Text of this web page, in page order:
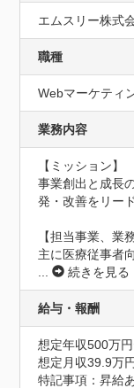
エムスリー株式
職種
Webマーケティ
業務内容
【ミッション】
事業創出と成長
発・改善をリー
【担当事業、業務
主に医療従事者
...
続きを見る
給与・報酬
想定年収500万
想定月収39.9万
特記事項：昇給